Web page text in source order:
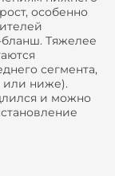
особенно
Тяжелее
сегмента,
или ниже).
и можно